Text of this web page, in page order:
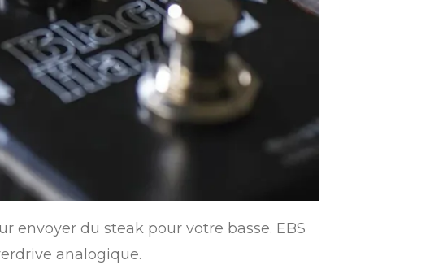
envoyer du steak pour votre basse. EBS
analogique.